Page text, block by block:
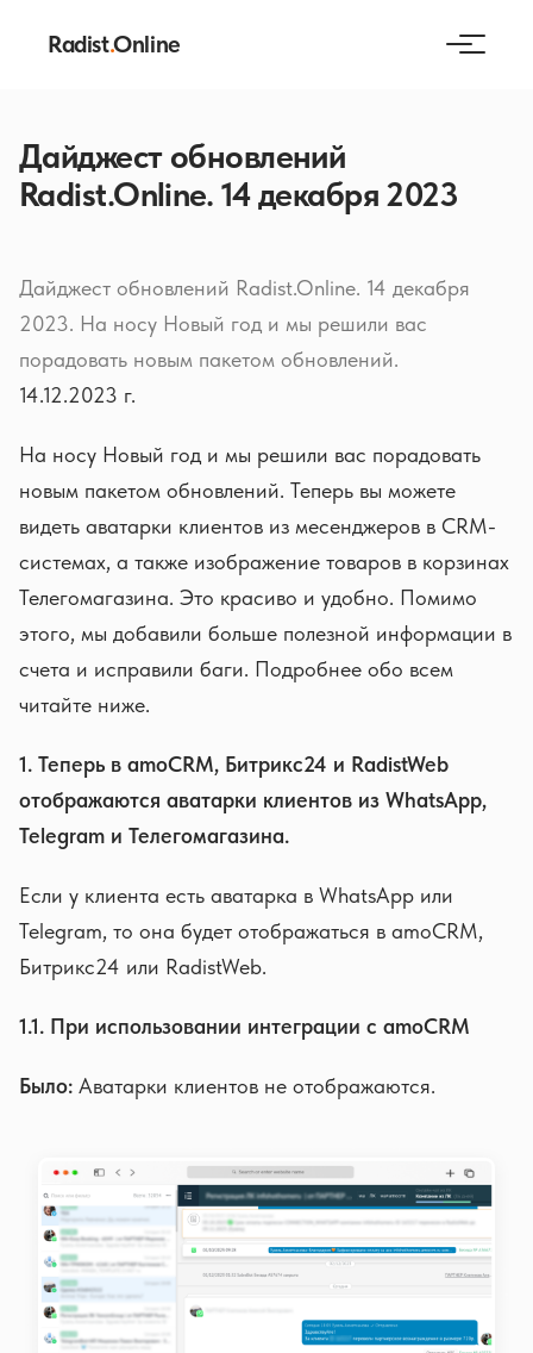
Radist.Online
Дайджест обновлений
Radist.Online. 14 декабря 2023
Дайджест обновлений Radist.Online. 14 декабря
2023. На носу Новый год и мы решили вас
порадовать новым пакетом обновлений.
14.12.2023 г.
На носу Новый год и мы решили вас порадовать
новым пакетом обновлений. Теперь вы можете
видеть аватарки клиентов из месенджеров в CRM-
системах, а также изображение товаров в корзинах
Телегомагазина. Это красиво и удобно. Помимо
этого, мы добавили больше полезной информации в
счета и исправили баги. Подробнее обо всем
читайте ниже.
1. Теперь в amoCRM, Битрикс24 и RadistWeb
отображаются аватарки клиентов из WhatsApp,
Telegram и Телегомагазина.
Если у клиента есть аватарка в WhatsApp или
Telegram, то она будет отображаться в amoCRM,
Битрикс24 или RadistWeb.
1.1. При использовании интеграции с amoCRM
Было: Аватарки клиентов не отображаются.